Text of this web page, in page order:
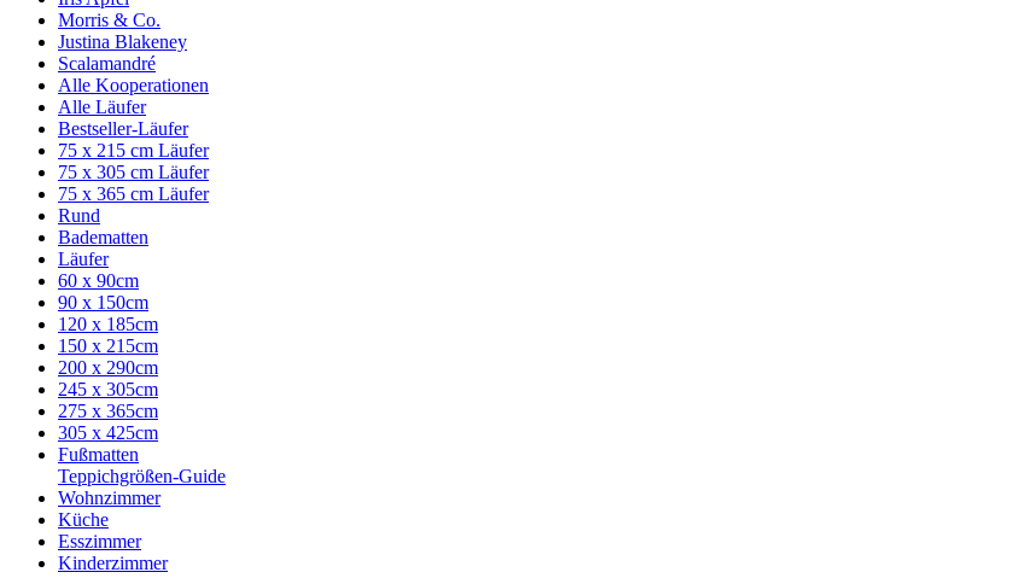
Morris & Co.
Justina Blakeney
Scalamandré
Alle Kooperationen
Alle Läufer
Bestseller-Läufer
75 x 215 cm Läufer
75 x 305 cm Läufer
75 x 365 cm Läufer
Rund
Badematten
Läufer
60 x 90cm
90 x 150cm
120 x 185cm
150 x 215cm
200 x 290cm
245 x 305cm
275 x 365cm
305 x 425cm
Fußmatten
Teppichgrößen-Guide
Wohnzimmer
Küche
Esszimmer
Kinderzimmer